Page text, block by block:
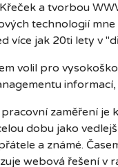
a tvorbou
technologií
více jak 20ti lety v
volil pro
zaměření
dobu jako
a známé.
webová řešení v